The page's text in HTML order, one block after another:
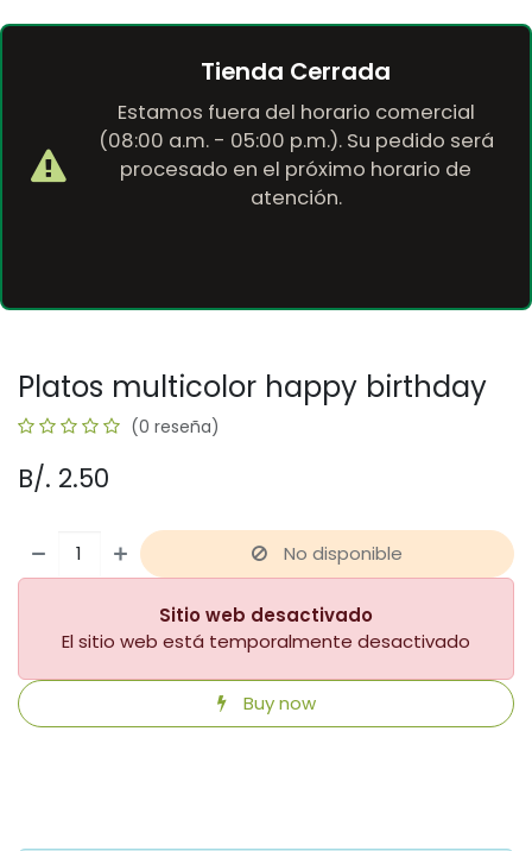
Tienda Cerrada
Estamos fuera del horario comercial
(08:00 a.m. - 05:00 p.m.). Su pedido será
procesado en el próximo horario de
atención.
Platos multicolor happy birthday
(0 reseña)
B/. 2.50
No disponible
Sitio web desactivado
El sitio web está temporalmente desactivado
Buy now